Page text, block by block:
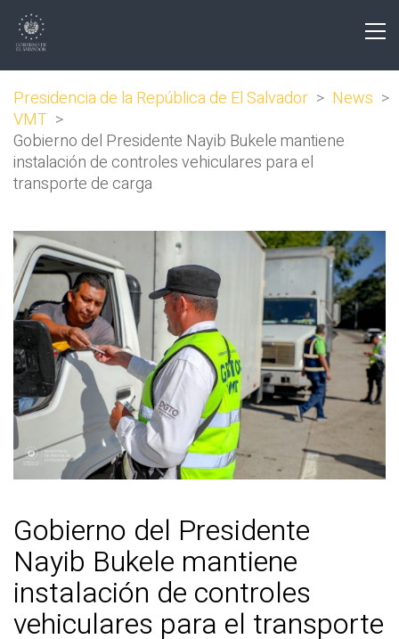
Presidencia de la República de El Salvador > News >
VMT >
Gobierno del Presidente Nayib Bukele mantiene
instalación de controles vehiculares para el
transporte de carga
Gobierno del Presidente
Nayib Bukele mantiene
instalación de controles
vehiculares para el transporte